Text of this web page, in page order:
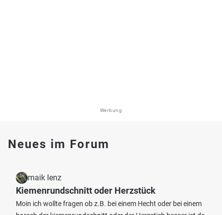
Werbung
Neues im Forum
maik lenz
Kiemenrundschnitt oder Herzstück
Moin ich wollte fragen ob z.B. bei einem Hecht oder bei einem